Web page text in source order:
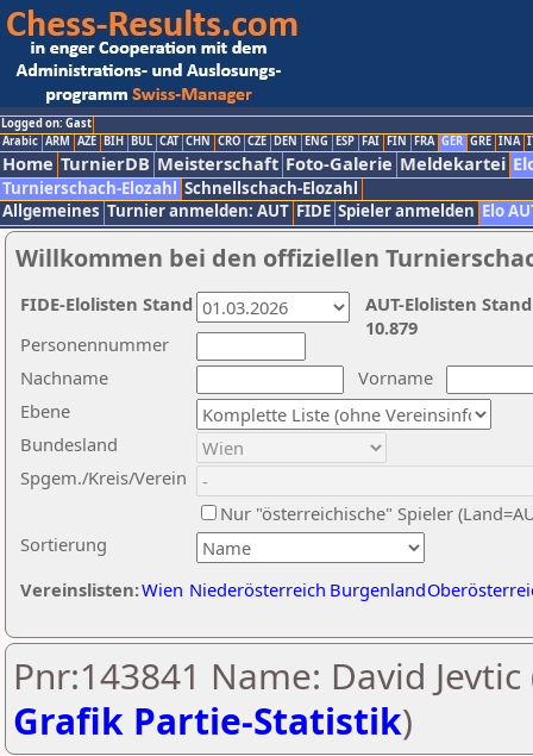
Logged on: Gast
Arabic ARM AZE BIH BUL CAT CHN CRO CZE DEN ENG ESP FAI FIN FRA GER GRE INA
Home TurnierDB Meisterschaft Foto-Galerie Meldekartei
Turnierschach-Elozahl Schnellschach-Elozahl
Allgemeines Turnier anmelden: AUT FIDE Spieler anmelden Elo
Willkommen bei den offiziellen
Nachname
Vorname
Ebene
Sortierung
Personennummer
Bundesland
Spgem./Kreis/Verein
Nur "österreichische" Spieler
Vereinslisten:Wien Niederösterreich Burgenland
AUT-Elolisten
10.879
FIDE-Elolisten Stand
Pnr:143841 Name: David Jevtic
Grafik Partie-Statistik)